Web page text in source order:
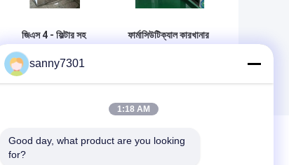
জিএস 4 - ফিল্টার সহ
বক্সগুলির মাধ্যমে এসইএস
304 মেটেরিয়াল ক্লিন রুম
ফার্মাসিউটিক্যাল কারখানার
sanny7301
1:18 AM
Good day, what product are you looking
for?